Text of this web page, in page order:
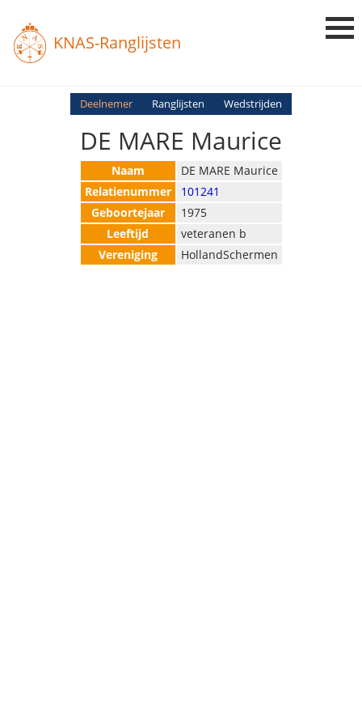
KNAS-Ranglijsten
Login
Uitslagen
Deelnemer Ranglijsten Wedstrijden
DE MARE Maurice
Naam
DE MARE Maurice
Relatienummer
101241
Geboortejaar
1975
Leeftijd
veteranen b
Vereniging
HollandSchermen